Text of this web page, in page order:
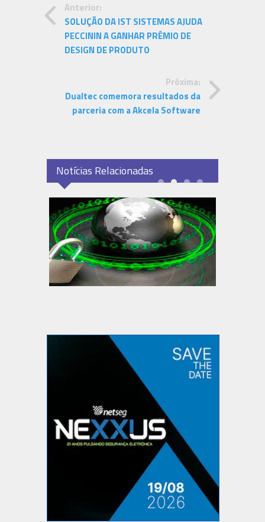
Anterior:
SOLUÇÃO DA IST SISTEMAS AJUDA
PECCININ A GANHAR PRÊMIO DE
DESIGN DE PRODUTO
Próxima:
Dualtec comemora resultados da
parceria com a Akcela Software
Notícias Relacionadas